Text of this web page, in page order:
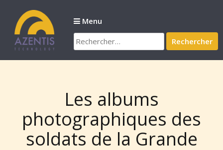
contenu
Menu
Rechercher :
Les albums
photographiques des
soldats de la Grande